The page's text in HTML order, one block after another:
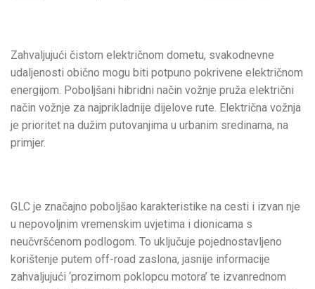
Zahvaljujući čistom električnom dometu, svakodnevne
udaljenosti obično mogu biti potpuno pokrivene električnom
energijom. Poboljšani hibridni način vožnje pruža električni
način vožnje za najprikladnije dijelove rute. Električna vožnja
je prioritet na dužim putovanjima u urbanim sredinama, na
primjer.
GLC je značajno poboljšao karakteristike na cesti i izvan nje
u nepovoljnim vremenskim uvjetima i dionicama s
neučvršćenom podlogom. To uključuje pojednostavljeno
korištenje putem off-road zaslona, jasnije informacije
zahvaljujući ‘prozirnom poklopcu motora’ te izvanrednom